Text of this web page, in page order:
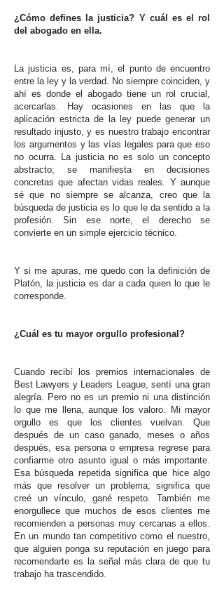
¿Cómo defines la justicia? Y cuál es el rol
del abogado en ella.
La justicia es, para mí, el punto de encuentro
entre la ley y la verdad. No siempre coinciden, y
ahí es donde el abogado tiene un rol crucial,
acercarlas. Hay ocasiones en las que la
aplicación estricta de la ley puede generar un
resultado injusto, y es nuestro trabajo encontrar
los argumentos y las vías legales para que eso
no ocurra. La justicia no es solo un concepto
abstracto; se manifiesta en decisiones
concretas que afectan vidas reales. Y aunque
sé que no siempre se alcanza, creo que la
búsqueda de justicia es lo que le da sentido a la
profesión. Sin ese norte, el derecho se
convierte en un simple ejercicio técnico.
Y si me apuras, me quedo con la definición de
Platón, la justicia es dar a cada quien lo que le
corresponde.
¿Cuál es tu mayor orgullo profesional?
Cuando recibí los premios internacionales de
Best Lawyers y Leaders League, sentí una gran
alegría. Pero no es un premio ni una distinción
lo que me llena, aunque los valoro. Mi mayor
orgullo es que los clientes vuelvan. Que
después de un caso ganado, meses o años
después, esa persona o empresa regrese para
confiarme otro asunto igual o más importante.
Esa búsqueda repetida significa que hice algo
más que resolver un problema; significa que
creé un vínculo, gané respeto. También me
enorgullece que muchos de esos clientes me
recomienden a personas muy cercanas a ellos.
En un mundo tan competitivo como el nuestro,
que alguien ponga su reputación en juego para
recomendarte es la señal más clara de que tu
trabajo ha trascendido.